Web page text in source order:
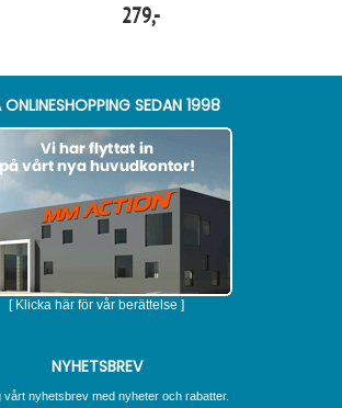
279,-
ONLINESHOPPING SEDAN 1998
[ Klicka här för vår berättelse ]
NYHETSBREV
vårt nyhetsbrev med nyheter och rabatter.